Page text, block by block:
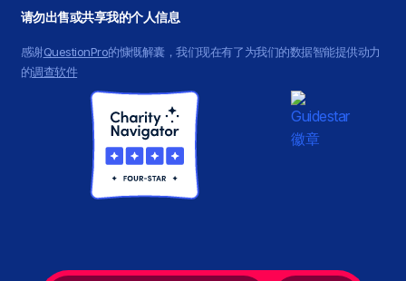
请勿出售或共享我的个人信息
感谢QuestionPro的慷慨解囊，我们现在有了为我们的数据智能提供动力
的调查软件